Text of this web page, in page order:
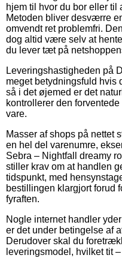
hjem til hvor du bor eller til
Metoden bliver desværre
omvendt ret problemfri.
dog altid være selv at
du lever tæt på
Leveringshastigheden på
meget betydningsfuld hvis
så i det øjemed er det
kontrollerer den
vare.
Masser af shops på nettet
en hel del varenumre,
Sebra – Nightfall dreamy
stiller krav om at handlen
tidspunkt, med
bestillingen klargjort forud
fyraften.
Nogle internet handler
er det under betingelse af
Derudover skal du
leveringsmodel, hvilket tit